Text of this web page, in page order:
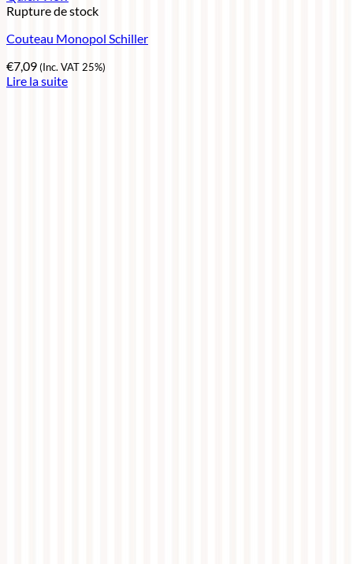
Rupture de stock
Couteau Monopol Schiller
€7,09(Inc. VAT 25%)
Lire la suite